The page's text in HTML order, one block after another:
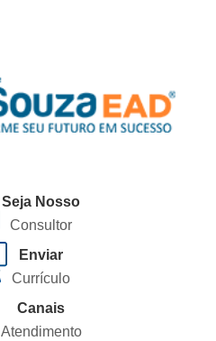
Seja Nosso
Consultor
Enviar
Currículo
Canais
Atendimento